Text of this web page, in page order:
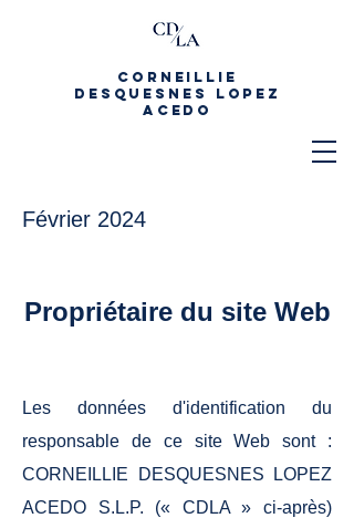
CORNEILLIE
DESQUESNES LOPEZ
ACEDO
Février 2024
Propriétaire du site Web
Les données d'identification du
responsable de ce site Web sont :
CORNEILLIE DESQUESNES LOPEZ
ACEDO S.L.P. (« CDLA » ci-après)